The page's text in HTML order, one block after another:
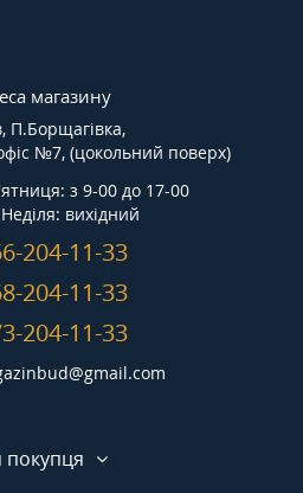
магазину
П.Борщагівка,
№7, (цокольний поверх)
з 9-00 до 17-00
вихідний
204-11-33
204-11-33
204-11-33
покупця